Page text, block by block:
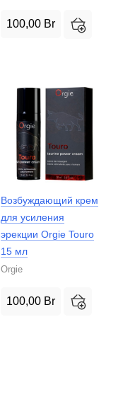
100,00 Br
Возбуждающий крем
для усиления
эрекции Orgie Touro
15 мл
Orgie
100,00 Br